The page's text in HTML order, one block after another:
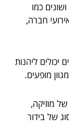
כמו
חברה,
ליהנות
מופעים.
מוזיקה,
של בידור